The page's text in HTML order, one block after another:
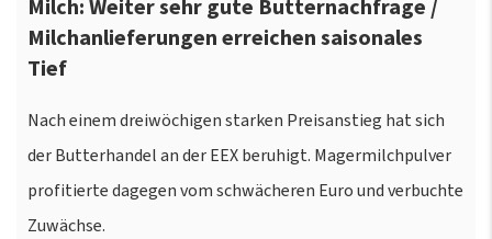
Milch: Weiter sehr gute Butternachfrage /
Milchanlieferungen erreichen saisonales
Tief
Nach einem dreiwöchigen starken Preisanstieg hat sich
der Butterhandel an der EEX beruhigt. Magermilchpulver
profitierte dagegen vom schwächeren Euro und verbuchte
Zuwächse.